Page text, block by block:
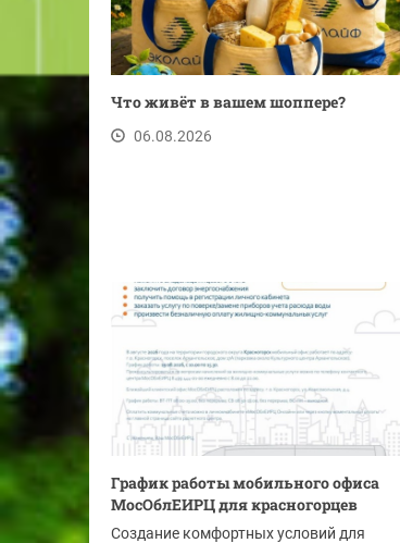
Что живёт в вашем шоппере?
06.08.2026
График работы мобильного офиса
МосОблЕИРЦ для красногорцев
Создание комфортных условий для